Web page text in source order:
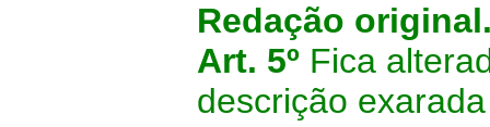
Redação
Art. 5º Fica
descrição